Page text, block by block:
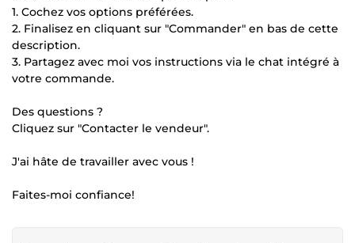
1. Cochez vos options préférées.
2. Finalisez en cliquant sur "Commander" en bas de cette
description.
3. Partagez avec moi vos instructions via le chat intégré à
votre commande.
Des questions ?
Cliquez sur "Contacter le vendeur".
J'ai hâte de travailler avec vous !
Faites-moi confiance!